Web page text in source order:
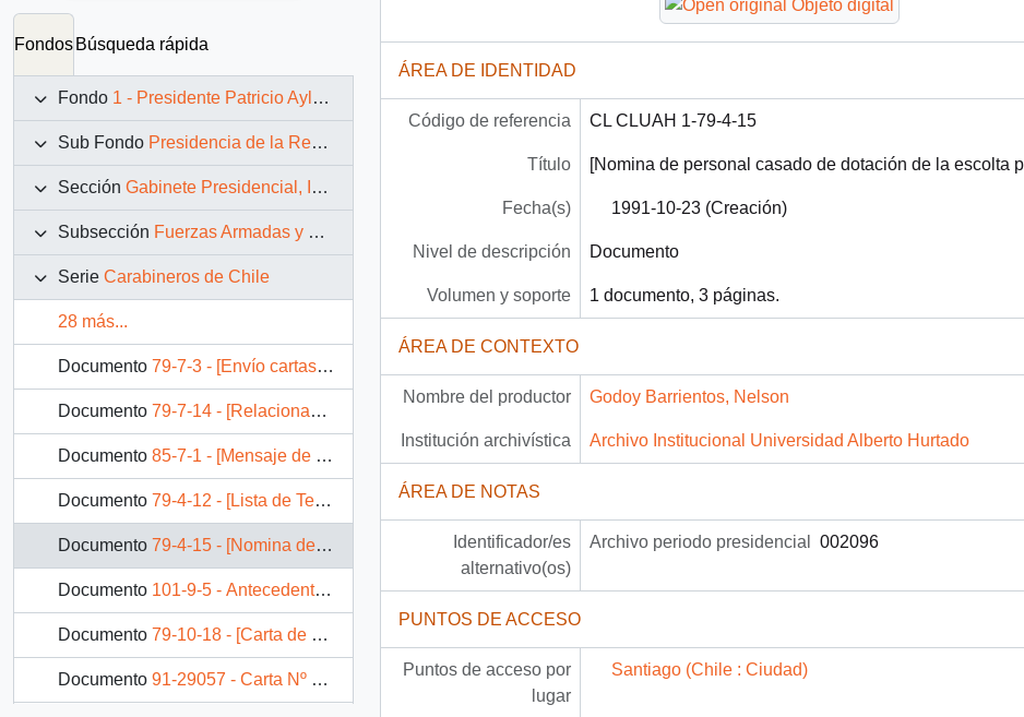
Fondos Búsqueda rápida
Fondo 1 - Presidente Patricio Aylwin Azócar (1990-1994)
Sub Fondo Presidencia de la República (11 marzo 1990 – 11 marzo 1994)
Sección Gabinete Presidencial, Instituciones y Servicios
Subsección Fuerzas Armadas y Carabineros
Serie Carabineros de Chile
28 más...
Documento 79-7-3 - [Envío cartas originales Mayo]
Documento 79-7-14 - [Relacionado con el personal de Carabineros eliminado]
Documento 85-7-1 - [Mensaje de agradecimiento del General de Carabineros Hugo Aguayo al Presidente Patricio Aylwin]
Documento 79-4-12 - [Lista de Teniente Vergara]
Documento 79-4-15 - [Nomina de personal casado de dotación de la escolta presidencial]
Documento 101-9-5 - Antecedentes del anteproyecto de ley, que la Directiva de los Carabineros eliminados de la Institución en 1973; por la Junta Militar, harán entrega a S.E. el Presidente de la República.
Documento 79-10-18 - [Carta de Rodolfo Stange]
Documento 91-29057 - Carta Nº 371 del General Director de Carabineros, sr. Rodolfo Stange O. dirigida al Excmo. Sr. Presidente de la República, Don Patricio Aylwin Azócar
ÁREA DE IDENTIDAD
Código de referencia CL CLUAH 1-79-4-15
Título [Nomina de personal casado de dotación de la escolta
Fecha(s) 1991-10-23 (Creación)
Nivel de descripción Documento
Volumen y soporte 1 documento, 3 páginas.
ÁREA DE CONTEXTO
Nombre del productor Godoy Barrientos, Nelson
Institución archivística Archivo Institucional Universidad Alberto Hurtado
ÁREA DE NOTAS
Identificador/es
alternativo(os)
Archivo periodo presidencial 002096
PUNTOS DE ACCESO
Puntos de acceso por
lugar
Santiago (Chile : Ciudad)